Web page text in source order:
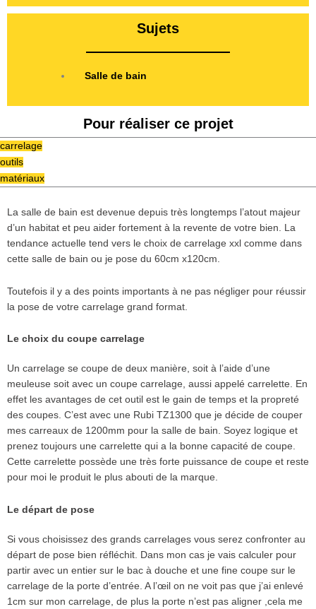
Sujets
Salle de bain
Pour réaliser ce projet
carrelage
outils
matériaux
La salle de bain est devenue depuis très longtemps l’atout majeur
d’un habitat et peu aider fortement à la revente de votre bien. La
tendance actuelle tend vers le choix de carrelage xxl comme dans
cette salle de bain ou je pose du 60cm x120cm.
Toutefois il y a des points importants à ne pas négliger pour réussir
la pose de votre carrelage grand format.
Le choix du coupe carrelage
Un carrelage se coupe de deux manière, soit à l’aide d’une
meuleuse soit avec un coupe carrelage, aussi appelé carrelette. En
effet les avantages de cet outil est le gain de temps et la propreté
des coupes. C’est avec une Rubi TZ1300 que je décide de couper
mes carreaux de 1200mm pour la salle de bain. Soyez logique et
prenez toujours une carrelette qui a la bonne capacité de coupe.
Cette carrelette possède une très forte puissance de coupe et reste
pour moi le produit le plus abouti de la marque.
Le départ de pose
Si vous choisissez des grands carrelages vous serez confronter au
départ de pose bien réfléchit. Dans mon cas je vais calculer pour
partir avec un entier sur le bac à douche et une fine coupe sur le
carrelage de la porte d’entrée. A l’œil on ne voit pas que j’ai enlevé
1cm sur mon carrelage, de plus la porte n’est pas aligner ,cela me